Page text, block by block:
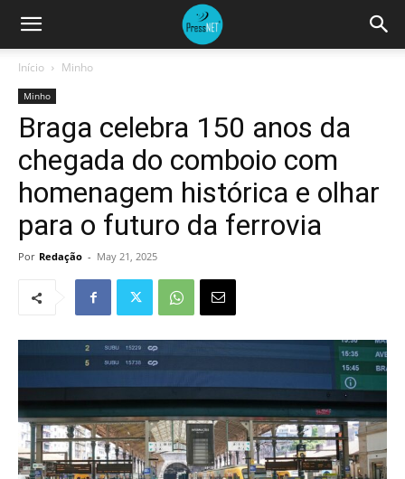
Início Minho
Minho
Braga celebra 150 anos da
chegada do comboio com
homenagem histórica e olhar
para o futuro da ferrovia
Por Redação - May 21, 2025